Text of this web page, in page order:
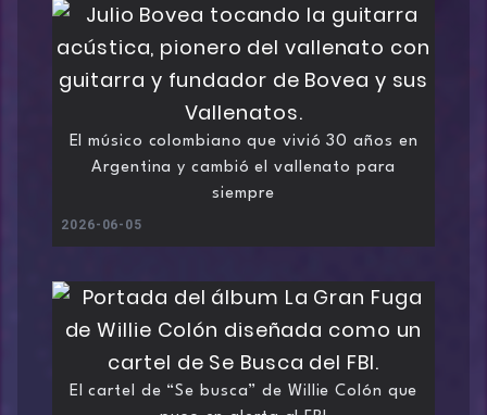
El músico colombiano que vivió 30 años en
Argentina y cambió el vallenato para
siempre
2026-06-05
El cartel de “Se busca” de Willie Colón que